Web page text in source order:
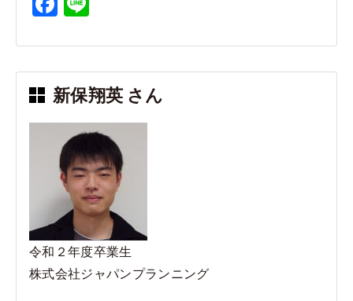
c
e
b
o
o
k
e
新保翔英 さん
令和２年度卒業生
株式会社ジャパンプランニング